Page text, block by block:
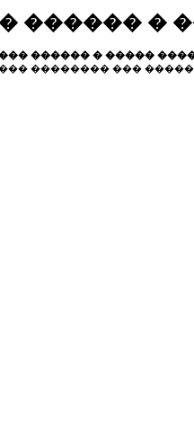
������ �
������ � �����
�������� ���